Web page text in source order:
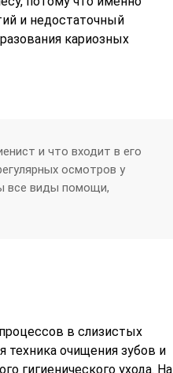
и недостаточный
кариозных
и что входит в его
осмотров у
все виды помощи,
в слизистых
техника очищения зубов и
гигиенического ухода. На